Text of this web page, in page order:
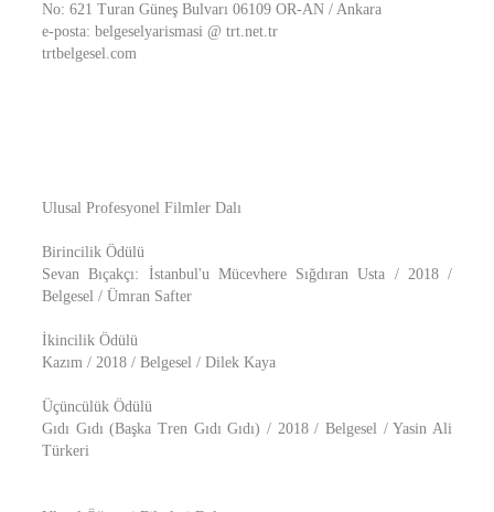
No: 621 Turan Güneş Bulvarı 06109 OR-AN / Ankara
e-posta: belgeselyarismasi @ trt.net.tr
trtbelgesel.com
Ulusal Profesyonel Filmler Dalı
Birincilik Ödülü
Sevan Bıçakçı: İstanbul'u Mücevhere Sığdıran Usta / 2018 /
Belgesel / Ümran Safter
İkincilik Ödülü
Kazım / 2018 / Belgesel / Dilek Kaya
Üçüncülük Ödülü
Gıdı Gıdı (Başka Tren Gıdı Gıdı) / 2018 / Belgesel / Yasin Ali
Türkeri